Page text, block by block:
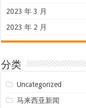
2023 年 3 月
2023 年 2 月
分类
Uncategorized
马来西亚新闻